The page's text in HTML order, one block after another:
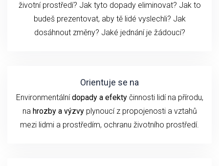
životní prostředí? Jak tyto dopady eliminovat? Jak to
budeš prezentovat, aby tě lidé vyslechli? Jak
dosáhnout změny? Jaké jednání je žádoucí?
Orientuje se na
Environmentálnídopady a efektyčinnosti lidí na přírodu,
na hrozby a výzvyplynoucí z propojenosti a vztahů
mezi lidmi a prostředím, ochranu životního prostředí.